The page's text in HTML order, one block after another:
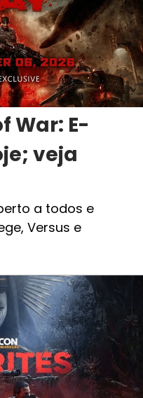
War: E-
veja
a todos e
Versus e